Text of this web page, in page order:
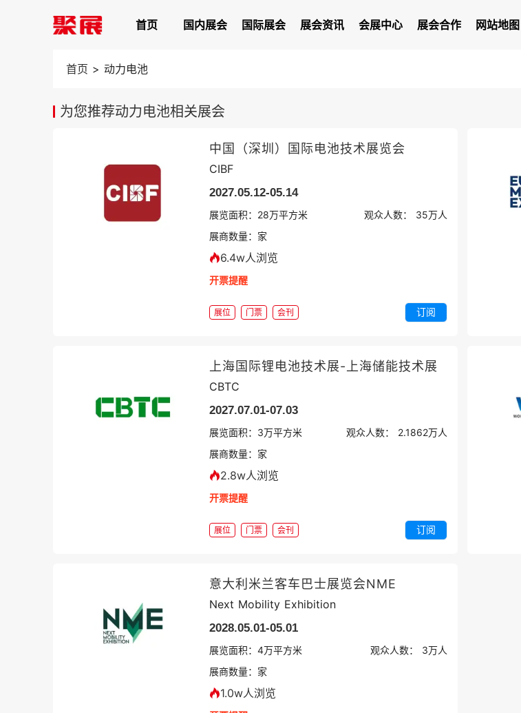
首页 国内展会 国际展会 展会资讯 会展中心 展会合作 网站地图
首页 > 动力电池
为您推荐动力电池相关展会
中国（深圳）国际电池技术展览会
CIBF
2027.05.12-05.14
展览面积： 28万平方米 观众人数： 35万人
展商数量： 家
6.4w人浏览
开票提醒
展位 门票 会刊 订阅
上海国际锂电池技术展-上海储能技术展
CBTC
2027.07.01-07.03
展览面积： 3万平方米 观众人数： 2.1862万人
展商数量： 家
2.8w人浏览
开票提醒
展位 门票 会刊 订阅
意大利米兰客车巴士展览会NME
Next Mobility Exhibition
2028.05.01-05.01
展览面积： 4万平方米 观众人数： 3万人
展商数量： 家
1.0w人浏览